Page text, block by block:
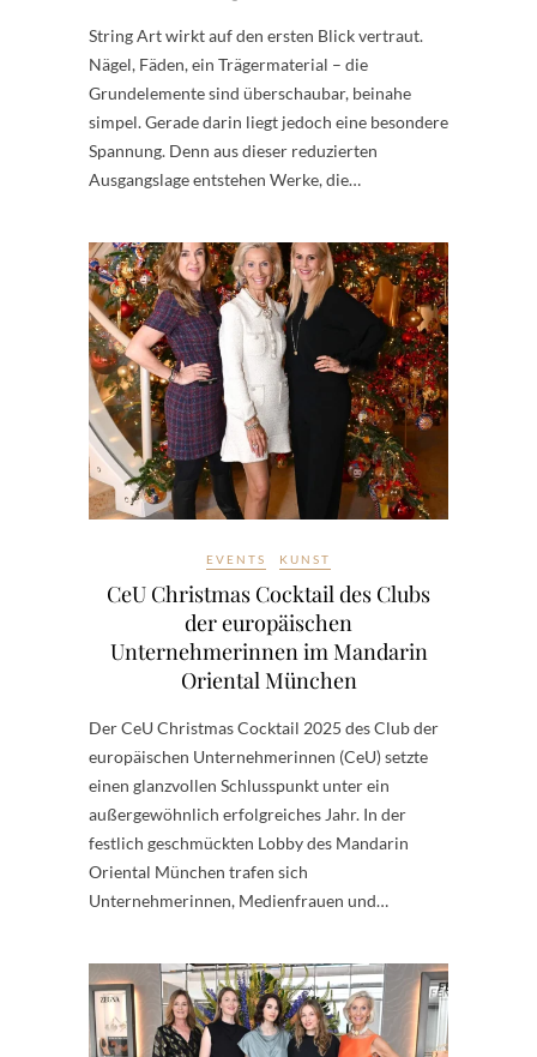
String Art wirkt auf den ersten Blick vertraut.
Nägel, Fäden, ein Trägermaterial – die
Grundelemente sind überschaubar, beinahe
simpel. Gerade darin liegt jedoch eine besondere
Spannung. Denn aus dieser reduzierten
Ausgangslage entstehen Werke, die…
EVENTS KUNST
CeU Christmas Cocktail des Clubs
der europäischen
Unternehmerinnen im Mandarin
Oriental München
Der CeU Christmas Cocktail 2025 des Club der
europäischen Unternehmerinnen (CeU) setzte
einen glanzvollen Schlusspunkt unter ein
außergewöhnlich erfolgreiches Jahr. In der
festlich geschmückten Lobby des Mandarin
Oriental München trafen sich
Unternehmerinnen, Medienfrauen und…